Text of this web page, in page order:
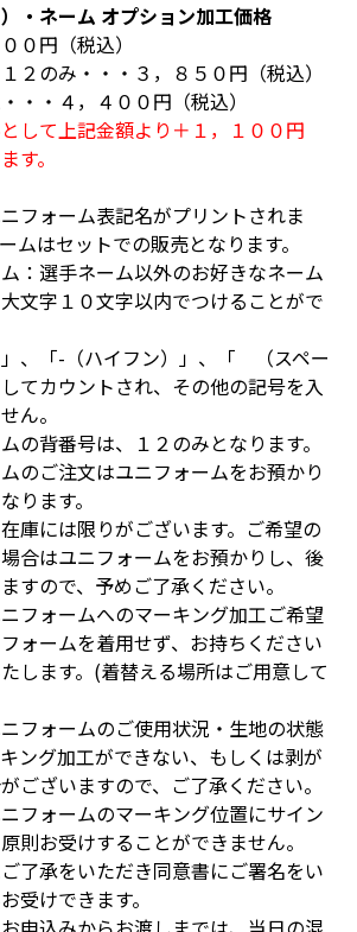
・ネーム オプション加工価格
０円（税込）
２のみ・・・３，８５０円（税込）
・・４，４００円（税込）
して上記金額より＋１，１００円
す。
フォーム表記名がプリントされま
ムはセットでの販売となります。
：選手ネーム以外のお好きなネーム
文字１０文字以内でつけることがで
、「-（ハイフン）」、「 （スペー
てカウントされ、その他の記号を入
ん。
の背番号は、１２のみとなります。
のご注文はユニフォームをお預かり
ります。
庫には限りがございます。ご希望の
合はユニフォームをお預かりし、後
すので、予めご了承ください。
フォームへのマーキング加工ご希望
ォームを着用せず、お持ちください
します。(着替える場所はご用意して
フォームのご使用状況・生地の状態
ング加工ができない、もしくは剥が
ございますので、ご了承ください。
フォームのマーキング位置にサイン
則お受けすることができません。
了承をいただき同意書にご署名をい
受けできます。